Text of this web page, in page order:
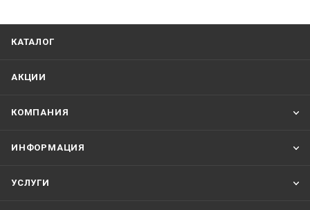
КАТАЛОГ
АКЦИИ
КОМПАНИЯ
ИНФОРМАЦИЯ
УСЛУГИ